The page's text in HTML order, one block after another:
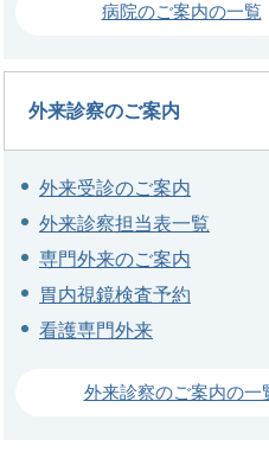
病院のご案内の一覧
外来診察のご案内
外来受診のご案内
外来診察担当表一覧
専門外来のご案内
胃内視鏡検査予約
看護専門外来
外来診察のご案内の一